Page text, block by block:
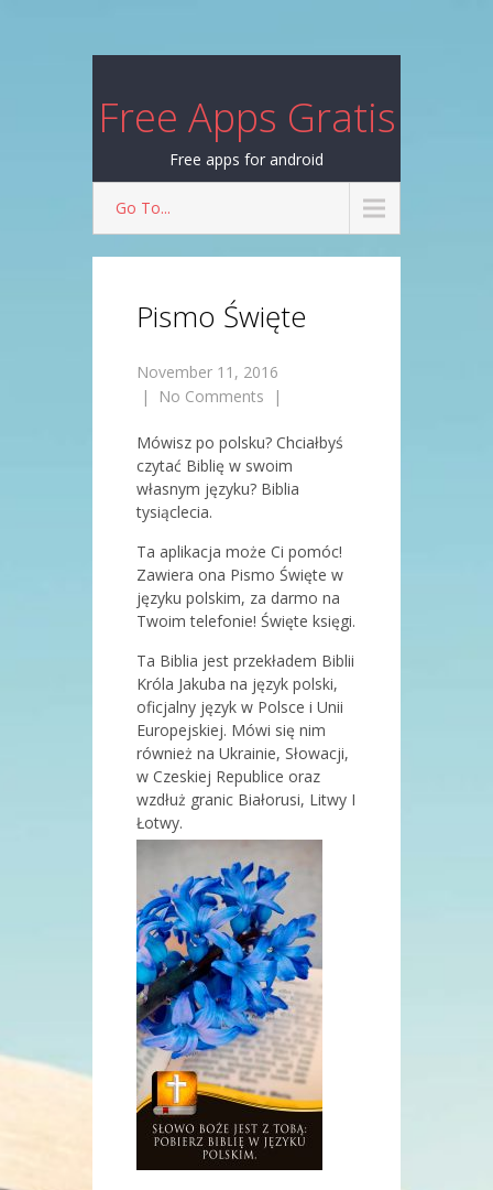
Free Apps Gratis
Free apps for android
Go To...
Pismo Święte
November 11, 2016
|
No Comments |
Mówisz po polsku? Chciałbyś
czytać Biblię w swoim
własnym języku? Biblia
tysiąclecia.
Ta aplikacja może Ci pomóc!
Zawiera ona Pismo Święte w
języku polskim, za darmo na
Twoim telefonie! Święte księgi.
Ta Biblia jest przekładem Biblii
Króla Jakuba na język polski,
oficjalny język w Polsce i Unii
Europejskiej. Mówi się nim
również na Ukrainie, Słowacji,
w Czeskiej Republice oraz
wzdłuż granic Białorusi, Litwy I
Łotwy.